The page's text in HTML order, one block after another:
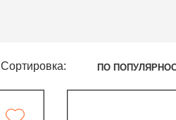
Сортировка: ПО